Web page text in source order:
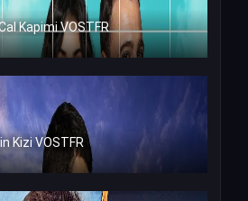
Kapimi VOSTFR
Kizi VOSTFR